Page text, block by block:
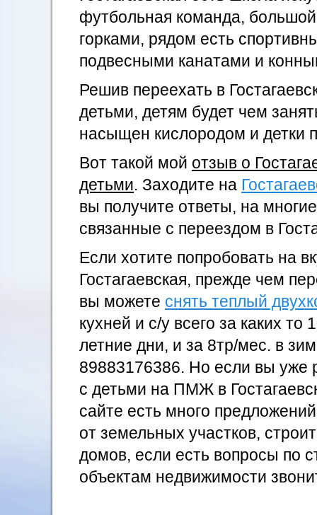
футбольная команда,
горками, рядом есть
подвесными канатами и
Решив переехать в
детьми, детям будет чем
насыщен кислородом и детки
Вот такой мой отзыв о
детьми. Заходите на
вы получите ответы, на
связанные с переездом в
Если хотите попробовать на
Гостагаевская, прежде чем
вы можете снять теплый
кухней и с/у всего за каких то
летние дни, и за 8тр/мес. в
89883176386. Но если вы уже
с детьми на ПМЖ в
сайте есть много
от земельных участков,
домов, если есть вопросы по
объектам недвижимости